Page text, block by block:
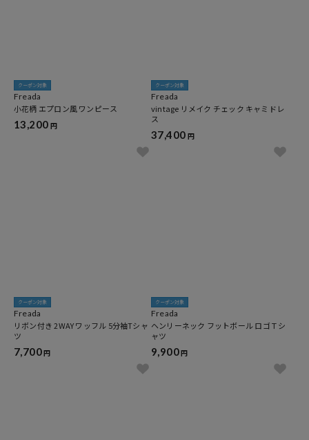
クーポン対象
Freada
小花柄 エプロン風 ワンピース
13,200 円
クーポン対象
Freada
vintage リメイク チェック キャミドレ
ス
37,400 円
クーポン対象
Freada
リボン付き 2WAY ワッフル 5分袖Tシャ
ツ
7,700円
クーポン対象
Freada
ヘンリーネック フットボール ロゴＴシ
ャツ
9,900円